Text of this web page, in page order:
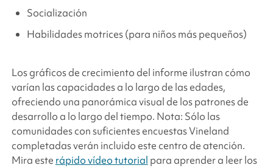
Socialización
Habilidades motrices (para niños más pequeños)
Los gráficos de crecimiento del informe ilustran cómo
varían las capacidades a lo largo de las edades,
ofreciendo una panorámica visual de los patrones de
desarrollo a lo largo del tiempo. Nota: Sólo las
comunidades con suficientes encuestas Vineland
completadas verán incluido este centro de atención.
Mira este rápido vídeo tutorial para aprender a leer los